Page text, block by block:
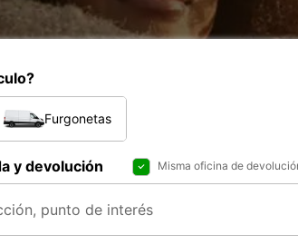
Furgonetas
y devolución Misma oficina de